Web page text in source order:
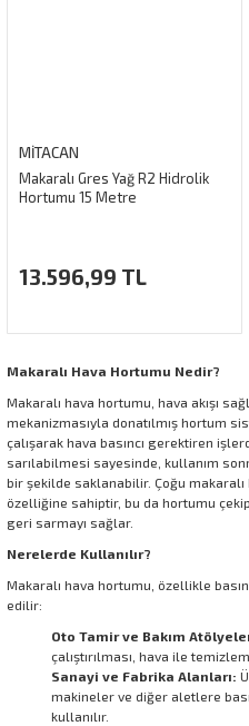
MİTACAN
Makaralı Gres Yağ R2 Hidrolik
Hortumu 15 Metre
13.596,99 TL
Makaralı Hava Hortumu Nedir?
Makaralı hava hortumu, hava akışı
mekanizmasıyla donatılmış hortum
çalışarak hava basıncı gerektiren
sarılabilmesi sayesinde, kullanım
bir şekilde saklanabilir. Çoğu
özelliğine sahiptir, bu da hortumu
geri sarmayı sağlar.
Nerelerde Kullanılır?
Makaralı hava hortumu, özellikle
edilir:
Oto Tamir ve Bakım
çalıştırılması, hava ile
Sanayi ve Fabrika Alanları:
makineler ve diğer aletlere
kullanılır.